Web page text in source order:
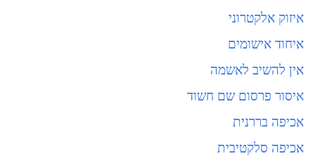
איזוק אלקטרוני
איחוד אישומים
אין להשיב לאשמה
איסור פרסום שם חשוד
אכיפה בררנית
אכיפה סלקטיבית